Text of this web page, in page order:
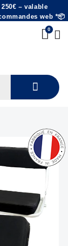
– valable
web *📦